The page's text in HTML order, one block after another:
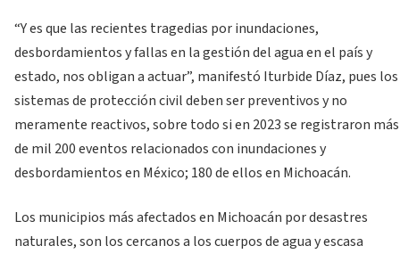
“Y es que las recientes tragedias por inundaciones,
desbordamientos y fallas en la gestión del agua en el país y
estado, nos obligan a actuar”, manifestó Iturbide Díaz, pues los
sistemas de protección civil deben ser preventivos y no
meramente reactivos, sobre todo si en 2023 se registraron más
de mil 200 eventos relacionados con inundaciones y
desbordamientos en México; 180 de ellos en Michoacán.
Los municipios más afectados en Michoacán por desastres
naturales, son los cercanos a los cuerpos de agua y escasa